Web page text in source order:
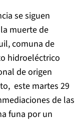
se siguen
muerte de
comuna de
hidroeléctrico
de origen
este martes 29
de las
funa por un